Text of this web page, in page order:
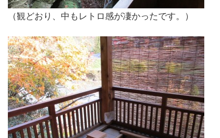
（観どおり、中もレトロ感が凄かったです。）